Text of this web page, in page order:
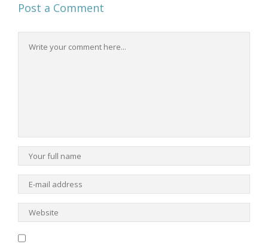
Post a Comment